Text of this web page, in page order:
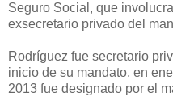
Seguro Social, que
exsecretario privado del
Rodríguez fue secretario
inicio de su mandato, en
2013 fue designado por el